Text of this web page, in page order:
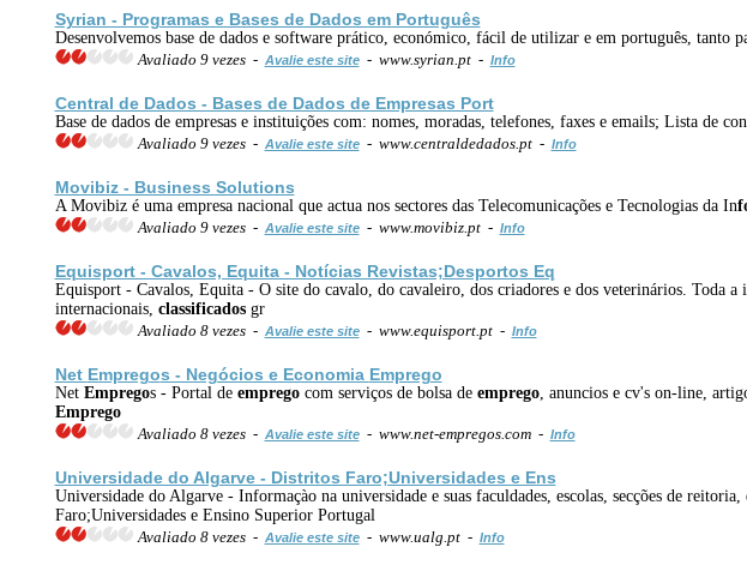
Syrian - Programas e Bases de Dados em Português
Desenvolvemos base de dados e software prático, económico, fácil de utilizar e em português,
Avaliado 9 vezes - Avalie este site- www.syrian.pt - Info
Central de Dados - Bases de Dados de Empresas Port
Base de dados de empresas e instituições com: nomes, moradas, telefones, faxes e emails; Lista de
Avaliado 9 vezes - Avalie este site- www.centraldedados.pt - Info
Movibiz - Business Solutions
A Movibiz é uma empresa nacional que actua nos sectores das Telecomunicações e Tecnologias da In
Avaliado 9 vezes - Avalie este site- www.movibiz.pt - Info
Equisport - Cavalos, Equita - Notícias Revistas;Desportos Eq
Equisport - Cavalos, Equita - O site do cavalo, do cavaleiro, dos criadores e dos veterinários. Toda
internacionais, classificadosgr
Avaliado 8 vezes - Avalie este site- www.equisport.pt - Info
Net Empregos - Negócios e Economia Emprego
Net Empregos - Portal de empregocom serviços de bolsa de emprego, anuncios e cv's on-line,
Emprego
Avaliado 8 vezes - Avalie este site- www.net-empregos.com - Info
Universidade do Algarve - Distritos Faro;Universidades e Ens
Universidade do Algarve - Informaçào na universidade e suas faculdades, escolas, secções de
Faro;Universidades e Ensino Superior Portugal
Avaliado 8 vezes - Avalie este site- www.ualg.pt - Info